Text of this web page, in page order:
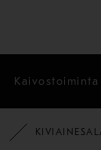
Kaivostoiminta